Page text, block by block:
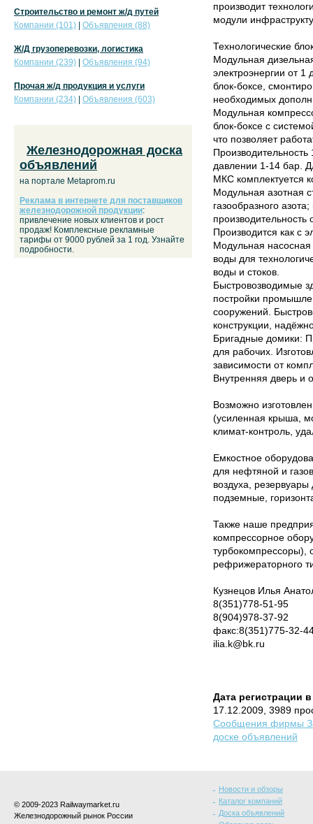
производит
модули
Технологические
Модульная
электроэнергии от 1
блок-боксе,
необходимых
Модульная
блок-боксе с
что позволяет
давлении 1-14 бар.
МКС комплектуется
Модульная азотная
газообразного
Производится как с
Модульная
воды для
воды и стоков.
Быстровозводимые
постройки
сооружений.
конструкции,
Бригадные домики:
для рабочих.
зависимости от
Внутренняя дверь и
Возможно
(усиленная крыша,
климат-контроль,
Емкостное
для нефтяной и
воздуха,
подземные,
Также наше
компрессорное
турбокомпрессоры),
рефрижераторного
Кузнецов Илья
8(351)778-51-95
8(904)978-37-92
факс:8(351)775-32-
ilia.k@bk.ru
Дата регистрации в
17.12.2009, 3989
Сообщения фирмы
доске объявлений
Строительство и ремонт ж/д путей
Компании (101)
Объявления (88)
Ж/Д грузоперевозки, логистика
Компании (239)
Объявления (94)
Прочая ж/д продукция и услуги
Компании (234)
Объявления (603)
Железнодорожная доска
объявлений
на портале Metaprom.ru
Реклама в интернете для поставщиков
железнодорожной продукции:
привлечение новых клиентов и рост
продаж! Комплексные рекламные
тарифы от 9000 рублей за 1 год. Узнайте
подробности.
© 2009-2023 Railwaymarket.ru
Железнодорожный рынок России
Новости и обзоры
Каталог компаний
Доска объявлений